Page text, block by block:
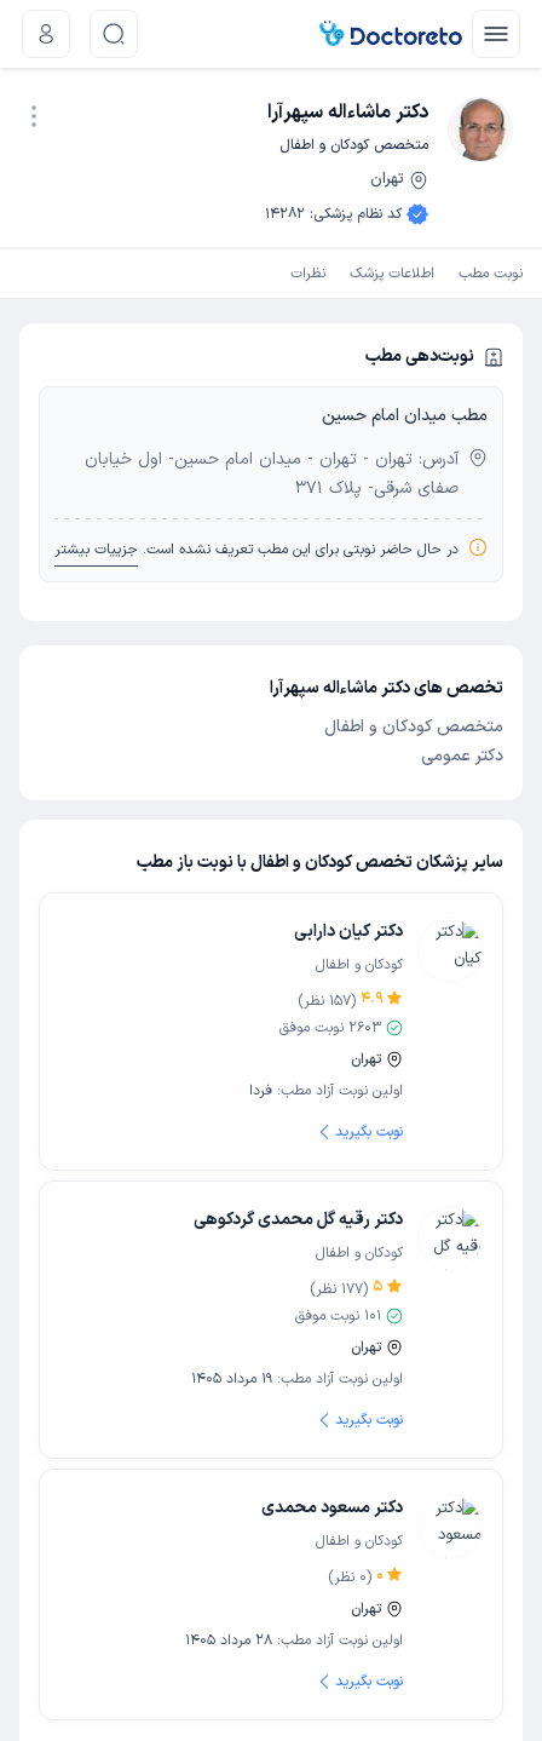
دکتر ماشاءاله سپهرآرا
متخصص کودکان و اطفال
تهران
کد نظام پزشکی:
14282
نوبت مطب اطلاعات پزشک نظرات
نوبت‌دهی مطب
مطب میدان امام حسین
آدرس: تهران - تهران - میدان امام حسین- اول خیابان
صفای شرقی- پلاک 371
در حال حاضر نوبتی برای این مطب تعریف نشده است. جزییات بیشتر
تخصص های دکتر ماشاءاله سپهرآرا
متخصص کودکان و اطفال
دکتر عمومی
سایر پزشکان تخصص کودکان و اطفال با نوبت باز مطب
دکتر کیان دارابی
کودکان و اطفال
4.9
(
157 نظر)
2603 نوبت موفق
تهران
اولین نوبت آزاد مطب: فردا
نوبت بگیرید
دکتر رقیه گل محمدی گردکوهی
کودکان و اطفال
5
(
177 نظر)
101 نوبت موفق
تهران
اولین نوبت آزاد مطب: 19 مرداد 1405
نوبت بگیرید
دکتر مسعود محمدی
کودکان و اطفال
0
(
0 نظر)
تهران
اولین نوبت آزاد مطب: 28 مرداد 1405
نوبت بگیرید